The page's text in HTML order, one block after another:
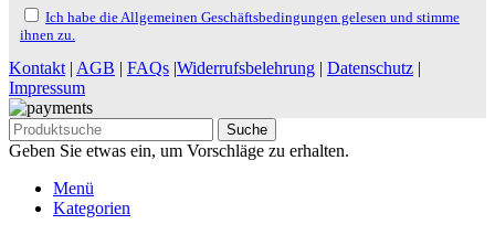
Ich habe die Allgemeinen Geschäftsbedingungen gelesen und stimme
ihnen zu.
Kontakt | AGB | FAQs |Widerrufsbelehrung | Datenschutz |
Impressum
Suche
Geben Sie etwas ein, um Vorschläge zu erhalten.
Menü
Kategorien